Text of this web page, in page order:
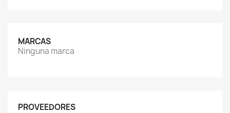
MARCAS
Ninguna marca
PROVEEDORES